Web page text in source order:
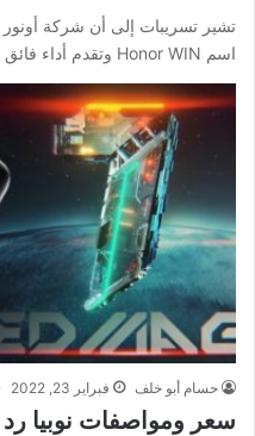
تشير تسريبات إلى أن شركة
اسم Honor WIN وتقدم أداء فائق القوة. ورغم…
حسام أبو خلف فبراير 23, 2022